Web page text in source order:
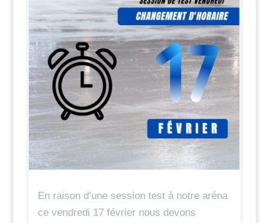
En raison d’une session test à notre aréna
ce vendredi 17 février nous devons